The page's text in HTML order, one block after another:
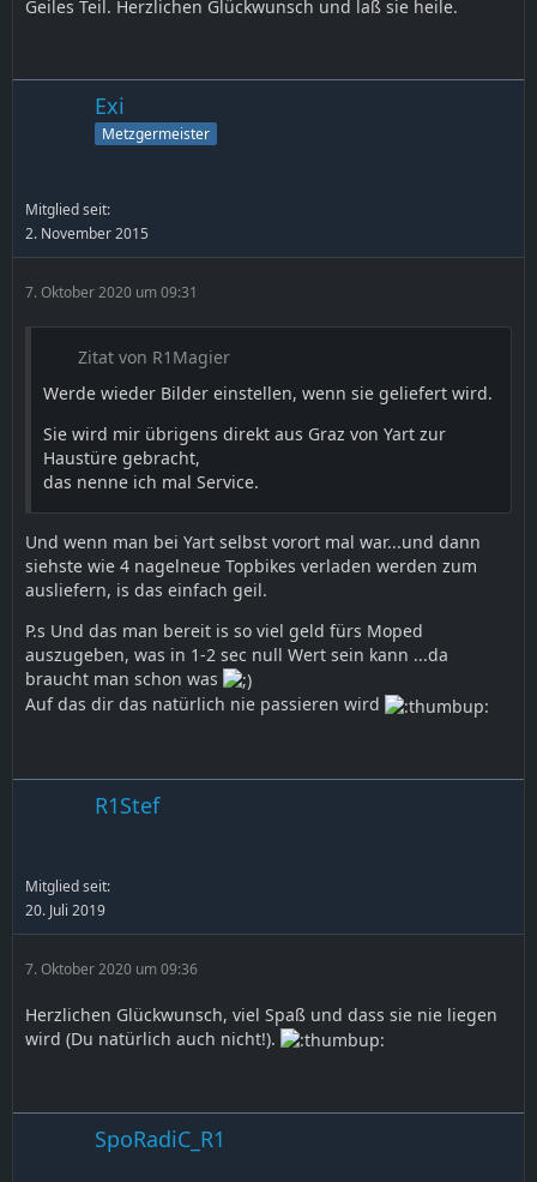
Geiles Teil. Herzlichen Glückwunsch und laß sie heile.
Exi
Metzgermeister
Mitglied seit:
2. November 2015
7. Oktober 2020 um 09:31
Zitat von R1Magier
Werde wieder Bilder einstellen, wenn sie geliefert wird.
Sie wird mir übrigens direkt aus Graz von Yart zur
Haustüre gebracht,
das nenne ich mal Service.
Und wenn man bei Yart selbst vorort mal war...und dann
siehste wie 4 nagelneue Topbikes verladen werden zum
ausliefern, is das einfach geil.
P.s Und das man bereit is so viel geld fürs Moped
auszugeben, was in 1-2 sec null Wert sein kann ...da
braucht man schon was
Auf das dir das natürlich nie passieren wird
R1Stef
Mitglied seit:
20. Juli 2019
7. Oktober 2020 um 09:36
Herzlichen Glückwunsch, viel Spaß und dass sie nie liegen
wird (Du natürlich auch nicht!).
SpoRadiC_R1